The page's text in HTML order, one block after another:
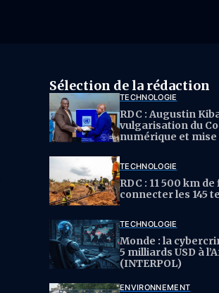
Sélection de la rédaction
TECHNOLOGIE
RDC : Augustin
vulgarisation du
numérique et mise
TECHNOLOGIE
RDC : 11 500 km
connecter les 145
TECHNOLOGIE
Monde : la
5 milliards USD à
(INTERPOL)
ENVIRONNEMENT